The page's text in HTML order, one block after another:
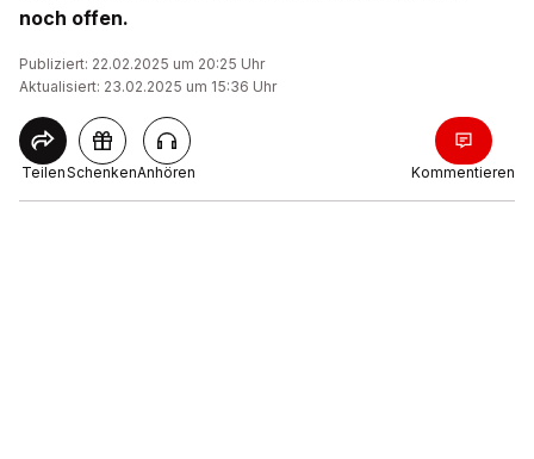
noch offen.
Publiziert: 22.02.2025 um 20:25 Uhr
Aktualisiert: 23.02.2025 um 15:36 Uhr
TeilenSchenkenAnhören Kommentieren